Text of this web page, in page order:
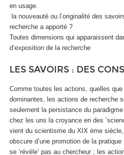
en usage.
la nouveauté ou l’originalité des
recherche a apporté ?
Toutes dimensions qui apparaissent
d’exposition de la recherche
LES SAVOIRS : DES
Comme toutes les actions, quelles
dominantes, les actions de recherche
seulement la persistance du
chez les uns la croyance en des
vient du scientisme du XIX ème
obscure d’une promotion de la pratique
se ‘révèle’ pas au chercheur ; les